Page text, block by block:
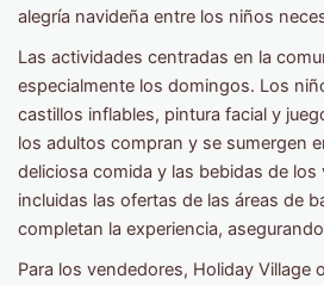
alegría navideña entre los niños
Las actividades centradas en la
especialmente los domingos. Los
castillos inflables, pintura facial y
los adultos compran y se sumergen
deliciosa comida y las bebidas de los
incluidas las ofertas de las áreas de
completan la experiencia,
Para los vendedores, Holiday Village